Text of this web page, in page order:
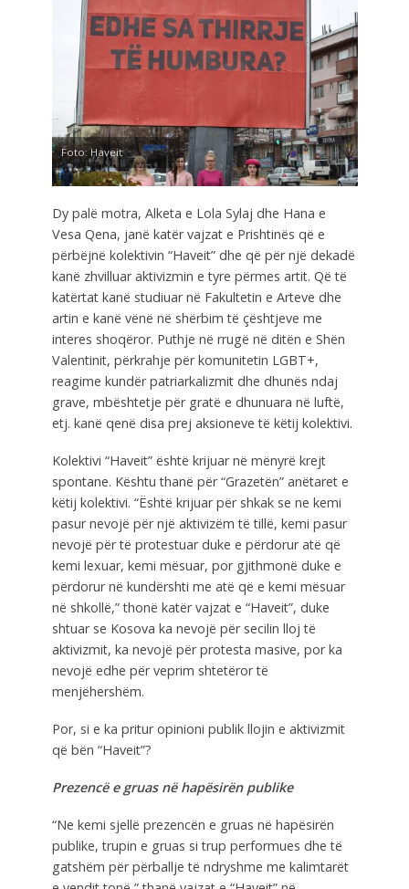
Foto: Haveit
Dy palë motra, Alketa e Lola Sylaj dhe Hana e
Vesa Qena, janë katër vajzat e Prishtinës që e
përbëjnë kolektivin “Haveit” dhe që për një dekadë
kanë zhvilluar aktivizmin e tyre përmes artit. Që të
katërtat kanë studiuar në Fakultetin e Arteve dhe
artin e kanë vënë në shërbim të çështjeve me
interes shoqëror. Puthje në rrugë në ditën e Shën
Valentinit, përkrahje për komunitetin LGBT+,
reagime kundër patriarkalizmit dhe dhunës ndaj
grave, mbështetje për gratë e dhunuara në luftë,
etj. kanë qenë disa prej aksioneve të këtij kolektivi.
Kolektivi “Haveit” është krijuar në mënyrë krejt
spontane. Kështu thanë për “Grazetën” anëtaret e
këtij kolektivi. “Është krijuar për shkak se ne kemi
pasur nevojë për një aktivizëm të tillë, kemi pasur
nevojë për të protestuar duke e përdorur atë që
kemi lexuar, kemi mësuar, por gjithmonë duke e
përdorur në kundërshti me atë që e kemi mësuar
në shkollë,” thonë katër vajzat e “Haveit”, duke
shtuar se Kosova ka nevojë për secilin lloj të
aktivizmit, ka nevojë për protesta masive, por ka
nevojë edhe për veprim shtetëror të
menjëhershëm.
Por, si e ka pritur opinioni publik llojin e aktivizmit
që bën “Haveit”?
Prezencë e gruas në hapësirën publike
“Ne kemi sjellë prezencën e gruas në hapësirën
publike, trupin e gruas si trup performues dhe të
gatshëm për përballje të ndryshme me kalimtarët